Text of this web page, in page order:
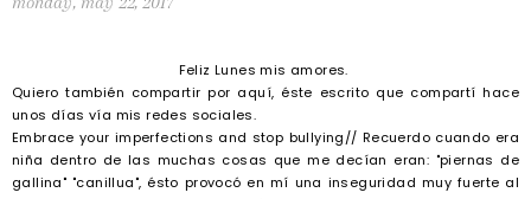
Feliz Lunes mis amores.
Quiero también compartir por aquí, éste escrito que compartí hace
unos días vía mis redes sociales.
Embrace your imperfections and stop bullying// Recuerdo cuando era
niña dentro de las muchas cosas que me decían eran: "piernas de
gallina" "canillua", ésto provocó en mí una inseguridad muy fuerte al